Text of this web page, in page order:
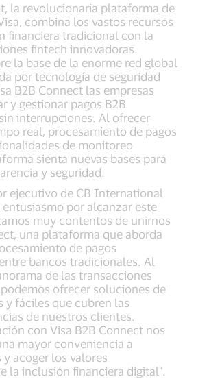
la revolucionaria plataforma de
combina los vastos recursos
financiera tradicional con la
fintech innovadoras.
la base de la enorme red global
por tecnología de seguridad
B2B Connect las empresas
y gestionar pagos B2B
interrupciones. Al ofrecer
real, procesamiento de pagos
de monitoreo
sienta nuevas bases para
y seguridad.
ejecutivo de CB International
entusiasmo por alcanzar este
muy contentos de unirnos
una plataforma que aborda
de pagos
bancos tradicionales. Al
de las transacciones
ofrecer soluciones de
y fáciles que cubren las
de nuestros clientes.
con Visa B2B Connect nos
mayor conveniencia a
acoger los valores
la inclusión financiera digital".